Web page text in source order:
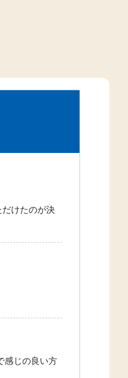
けたのが決
感じの良い方